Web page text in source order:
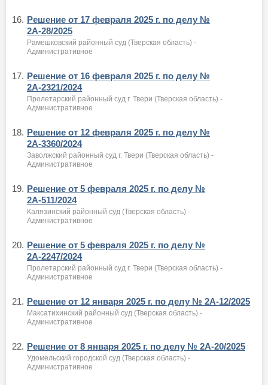
16. Решение от 17 февраля 2025 г. по делу №
2А-28/2025
Рамешковский районный суд (Тверская область) -
Административное
17. Решение от 16 февраля 2025 г. по делу №
2А-2321/2024
Пролетарский районный суд г. Твери (Тверская область) -
Административное
18. Решение от 12 февраля 2025 г. по делу №
2А-3360/2024
Заволжский районный суд г. Твери (Тверская область) -
Административное
19. Решение от 5 февраля 2025 г. по делу №
2А-511/2024
Калязинский районный суд (Тверская область) -
Административное
20. Решение от 5 февраля 2025 г. по делу №
2А-2247/2024
Пролетарский районный суд г. Твери (Тверская область) -
Административное
21. Решение от 12 января 2025 г. по делу № 2А-12/2025
Максатихинский районный суд (Тверская область) -
Административное
22. Решение от 8 января 2025 г. по делу № 2А-20/2025
Удомельский городской суд (Тверская область) -
Административное